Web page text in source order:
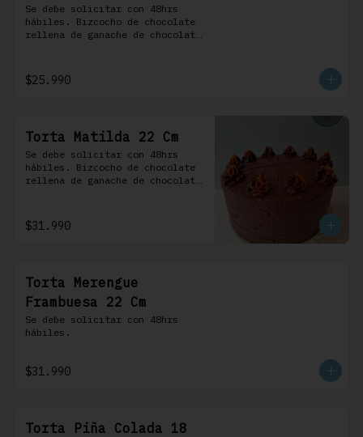
Se debe solicitar con 48hrs
hábiles. Bizcocho de chocolate
rellena de ganache de chocolate
chocolate.
$25.990
Torta Matilda 22 Cm
Se debe solicitar con 48hrs
hábiles. Bizcocho de chocolate
rellena de ganache de chocolate
chocolate.
$31.990
Torta Merengue
Frambuesa 22 Cm
Se debe solicitar con 48hrs
hábiles.
$31.990
Torta Piña Colada 18